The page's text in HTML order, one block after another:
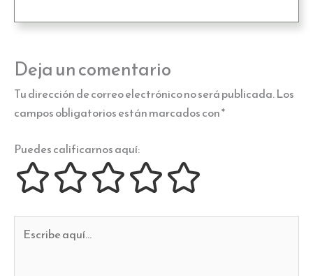
Deja un comentario
Tu dirección de correo electrónico no será publicada.Los
campos obligatorios están marcados con*
Puedes calificarnos aquí:
aquí...